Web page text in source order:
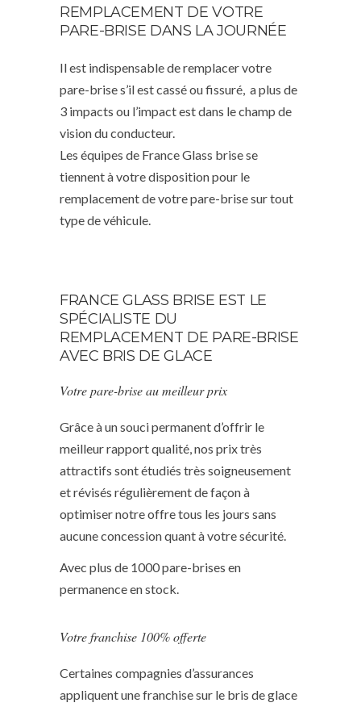
REMPLACEMENT DE VOTRE
PARE-BRISE DANS LA JOURNÉE
Il est indispensable de remplacer votre
pare-brise s’il est cassé ou fissuré, a plus de
3 impacts ou l’impact est dans le champ de
vision du conducteur.
Les équipes de France Glass brise se
tiennent à votre disposition pour le
remplacement de votre pare-brise sur tout
type de véhicule.
FRANCE GLASS BRISE EST LE
SPÉCIALISTE DU
REMPLACEMENT DE PARE-BRISE
AVEC BRIS DE GLACE
Votre pare-brise au meilleur prix
Grâce à un souci permanent d’offrir le
meilleur rapport qualité, nos prix très
attractifs sont étudiés très soigneusement
et révisés régulièrement de façon à
optimiser notre offre tous les jours sans
aucune concession quant à votre sécurité.
Avec plus de 1000 pare-brises en
permanence en stock.
Votre franchise 100% offerte
Certaines compagnies d’assurances
appliquent une franchise sur le bris de glace